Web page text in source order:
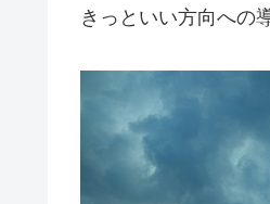
きっといい方向への